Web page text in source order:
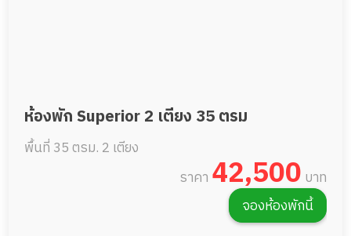
ห้องพัก Superior 2 เตียง 35 ตรม
พื้นที่ 35 ตรม. 2 เตียง
ราคา 42,500 บาท
จองห้องพักนี้